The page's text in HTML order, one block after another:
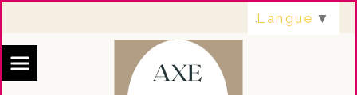
Langue ▼
Panneau de gestion des cookies